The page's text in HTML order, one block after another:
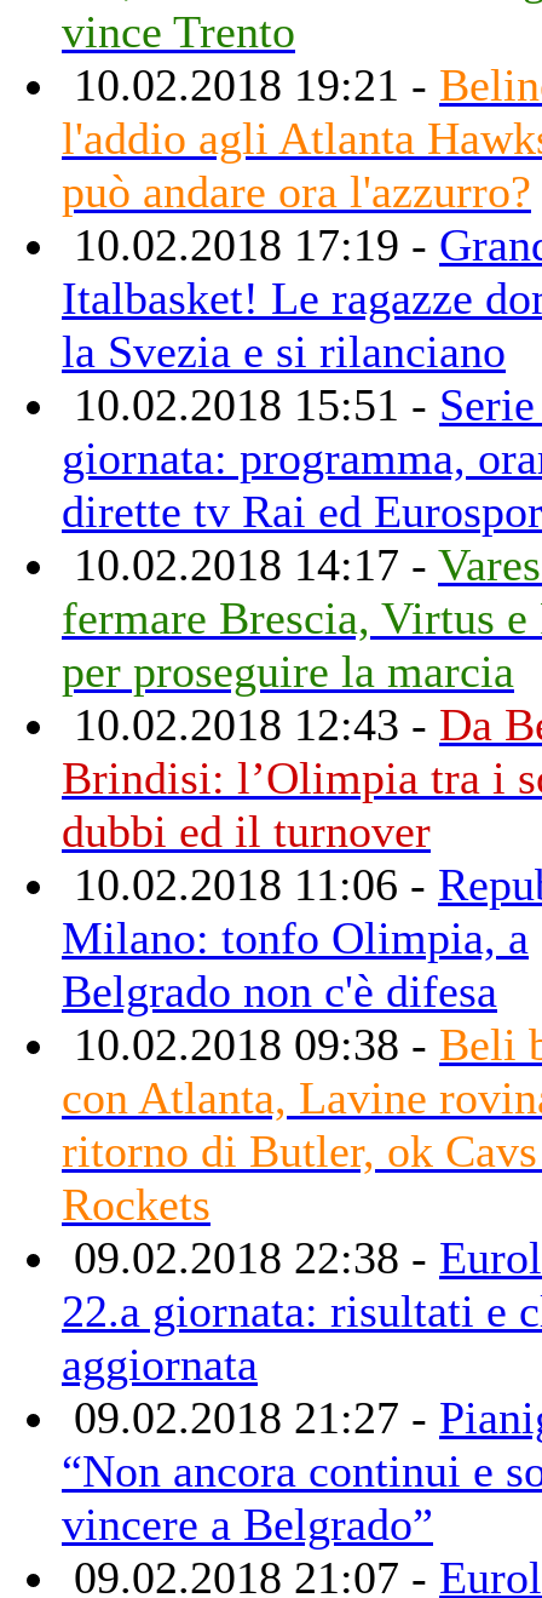
vince Trento
10.02.2018 19:21 -
l'addio agli Atlanta
può andare ora l'azzurro?
10.02.2018 17:19 -
Italbasket! Le ragazze
la Svezia e si rilanciano
10.02.2018 15:51 -
giornata: programma,
dirette tv Rai ed
10.02.2018 14:17 -
fermare Brescia, Virtus e
per proseguire la marcia
10.02.2018 12:43 - Da
Brindisi: l’Olimpia tra i
dubbi ed il turnover
10.02.2018 11:06 -
Milano: tonfo Olimpia, a
Belgrado non c'è difesa
10.02.2018 09:38 - Beli
con Atlanta, Lavine
ritorno di Butler, ok
Rockets
09.02.2018 22:38 -
22.a giornata: risultati e
aggiornata
09.02.2018 21:27 -
“Non ancora continui e
vincere a Belgrado”
09.02.2018 21:07 -